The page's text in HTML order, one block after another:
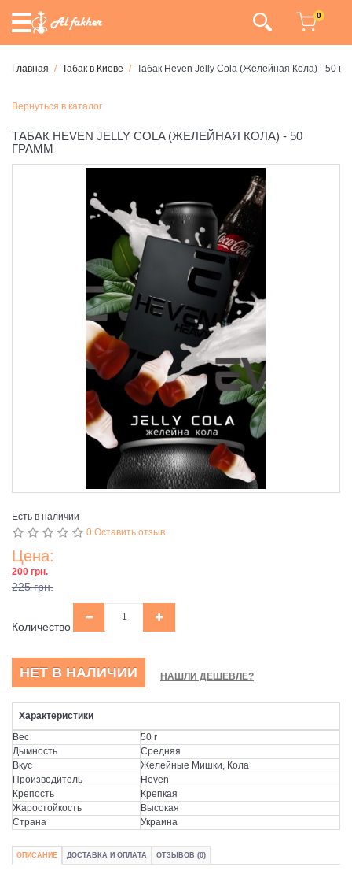
0
Главная Табак в Киеве Табак Heven Jelly Cola (Желейная Кола) - 50
Вернуться в каталог
ТАБАК HEVEN JELLY COLA (ЖЕЛЕЙНАЯ КОЛА) - 50
ГРАММ
Есть в наличии
0 Оставить отзыв
Цена:
200 грн.
225 грн.
Количество
НЕТ В НАЛИЧИИ НАШЛИ ДЕШЕВЛЕ?
Характеристики
Вес
50 г
Дымность
Средняя
Вкус
Желейные Мишки, Кола
Производитель
Heven
Крепость
Крепкая
Жаростойкость
Высокая
Страна
Украина
ОПИСАНИЕ ДОСТАВКА И ОПЛАТА ОТЗЫВОВ (0)